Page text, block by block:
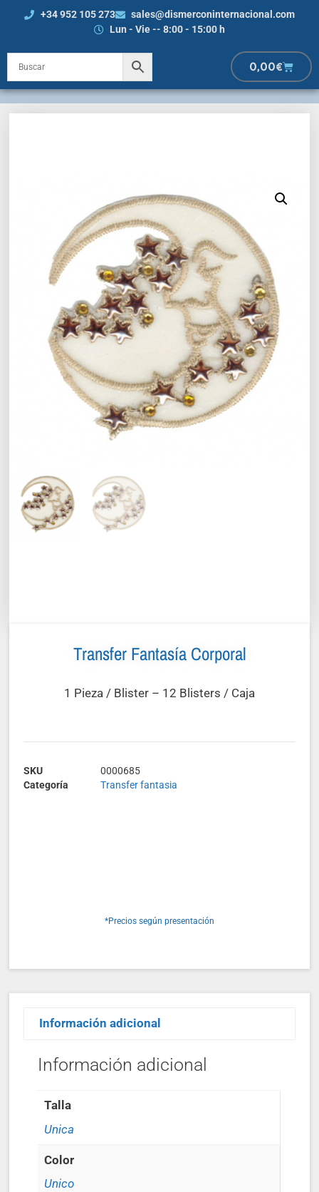
+34 952 105 273
sales@dismerconinternacional.com
Lun - Vie -- 8:00 - 15:00 h
0,00€
Transfer Fantasía Corporal
1 Pieza / Blister – 12 Blisters / Caja
SKU
0000685
Categoría
Transfer fantasia
*Precios según presentación
Información adicional
Información adicional
Talla
Unica
Color
Unico